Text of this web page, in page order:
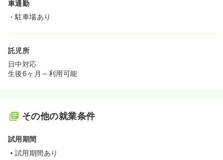
車通勤
・駐車場あり
託児所
日中対応
生後6ヶ月～利用可能
その他の就業条件
試用期間
試用期間あり